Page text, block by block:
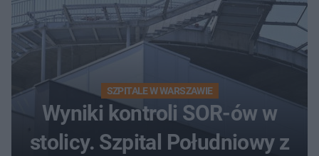
SZPITALE W WARSZAWIE
Wyniki kontroli SOR-ów w
stolicy. Szpital Południowy z